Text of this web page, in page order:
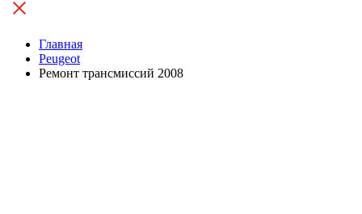
Главная
Peugeot
Ремонт трансмиссий 2008